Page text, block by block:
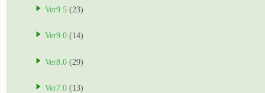
Ver9.5 (23)
Ver9.0 (14)
Ver8.0 (29)
Ver7.0 (13)